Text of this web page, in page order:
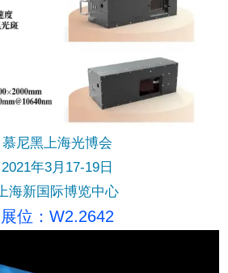
慕尼黑上海光博会
2021年3月17-19日
海新国际博览中心
展位：W2.2642